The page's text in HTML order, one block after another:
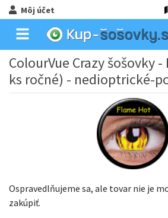
Môj účet
ColourVue Crazy šošovky
ks ročné) - nedioptrické-
Ospravedlňujeme sa, ale tovar nie je
zakúpiť.